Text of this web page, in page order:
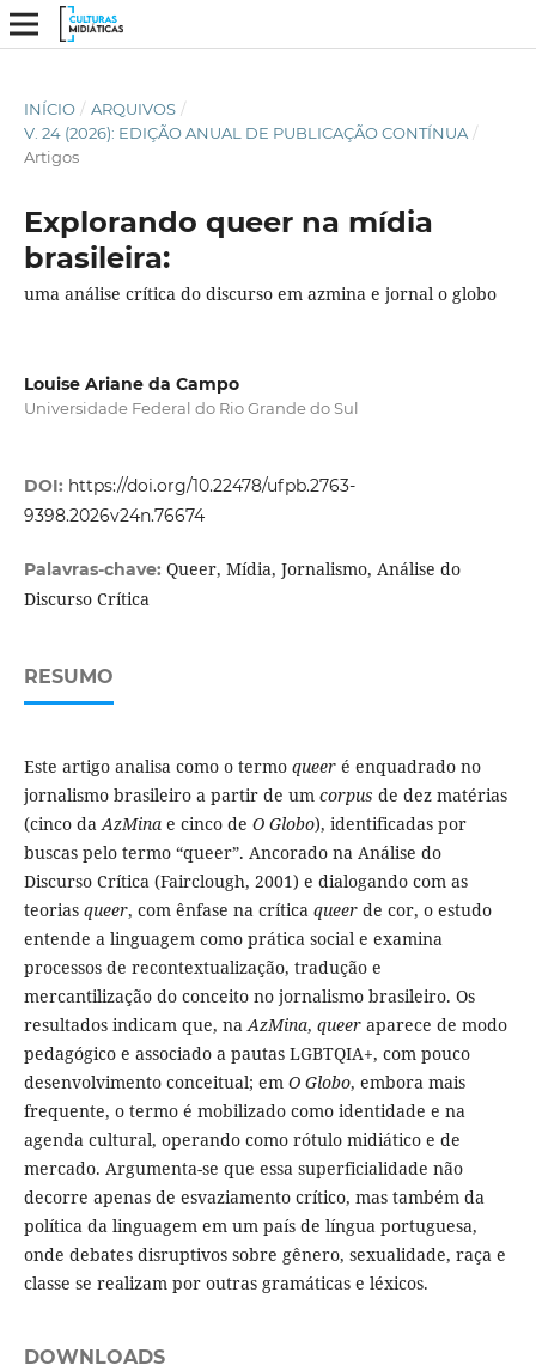
INÍCIO / ARQUIVOS /
V. 24 (2026): EDIÇÃO ANUAL DE PUBLICAÇÃO CONTÍNUA /
Artigos
Explorando queer na mídia
brasileira:
uma análise crítica do discurso em azmina e jornal o globo
Louise Ariane da Campo
Universidade Federal do Rio Grande do Sul
DOI: https://doi.org/10.22478/ufpb.2763-
9398.2026v24n.76674
Palavras-chave: Queer, Mídia, Jornalismo, Análise do
Discurso Crítica
RESUMO
Este artigo analisa como o termo queeré enquadrado no
jornalismo brasileiro a partir de um corpus de dez matérias
(cinco daAzMinae cinco de O Globo), identificadas por
buscas pelo termo “queer”. Ancorado na Análise do
Discurso Crítica (Fairclough, 2001) e dialogando com as
teorias queer, com ênfase na crítica queerde cor, o estudo
entende a linguagem como prática social e examina
processos de recontextualização, tradução e
mercantilização do conceito no jornalismo brasileiro. Os
resultados indicam que, naAzMina, queeraparece de modo
pedagógico e associado a pautas LGBTQIA+, com pouco
desenvolvimento conceitual; em O Globo, embora mais
frequente, o termo é mobilizado como identidade e na
agenda cultural, operando como rótulo midiático e de
mercado. Argumenta-se que essa superficialidade não
decorre apenas de esvaziamento crítico, mas também da
política da linguagem em um país de língua portuguesa,
onde debates disruptivos sobre gênero, sexualidade, raça e
classe se realizam por outras gramáticas e léxicos.
DOWNLOADS